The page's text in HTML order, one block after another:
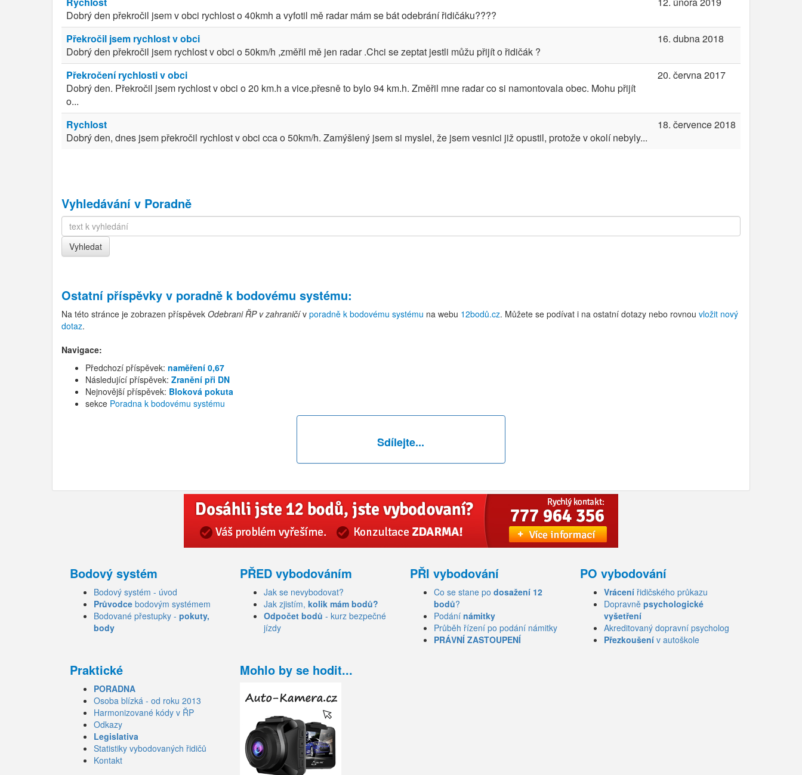
Dobrý den překročil jsem v obci rychlost o 40kmh a vyfotil mě radar mám se bát odebrání řidičáku????
Překročil jsem rychlost v obci
Dobrý den překročil jsem rychlost v obci o 50km/h ,změřil mě jen radar .Chci se zeptat jestli můžu přijít o řidičák ?
16. dubna 2018
Překročení rychlosti v obci
Dobrý den. Překročil jsem rychlost v obci o 20 km.h a vice.přesně to bylo 94 km.h. Změřil mne radar co si namontovala obec. Mohu přijít
o...
20. června 2017
Rychlost
Dobrý den, dnes jsem překročil rychlost v obci cca o 50km/h. Zamýšlený jsem si myslel, že jsem vesnici již opustil, protože v okolí nebyly...
18. července 2018
Vyhledávání v Poradně
Ostatní příspěvky v poradně k bodovému systému:
Na této stránce je zobrazen příspěvek Odebrani ŘP v zahraničív poradně k bodovému systému na webu 12bodů.cz. Můžete se podívat i na ostatní dotazy nebo rovnou vložit nový
dotaz.
Navigace:
Předchozí příspěvek: naměření 0,67
Následující příspěvek: Zranění při DN
Nejnovější příspěvek: Bloková pokuta
sekce Poradna k bodovému systému
Sdílejte...
Bodový systém
Bodový systém - úvod
Průvodce bodovým systémem
Bodované přestupky - pokuty,
body
PŘED vybodováním
Jak se nevybodovat?
Jak zjistím, kolik mám bodů?
Odpočet bodů - kurz bezpečné
jízdy
PŘI vybodování
Co se stane po dosažení 12
bodů?
Podání námitky
Průběh řízení po podání námitky
PRÁVNÍ ZASTOUPENÍ
PO vybodování
Vrácení řidičského průkazu
Dopravně psychologické
vyšetření
Akreditovaný dopravní psycholog
Přezkoušení v autoškole
Praktické
PORADNA
Osoba blízká - od roku 2013
Harmonizované kódy v ŘP
Odkazy
Legislativa
Statistiky vybodovaných řidičů
Kontakt
Mohlo by se hodit...